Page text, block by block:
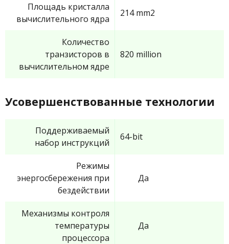
Площадь кристалла
вычислительного ядра
214 mm2
Количество
транзисторов в
вычислительном ядре
820 million
Усовершенствованные технологии
Поддерживаемый
набор инструкций
64-bit
Режимы
энергосбережения при
бездействии
Да
Механизмы контроля
температуры
процессора
Да